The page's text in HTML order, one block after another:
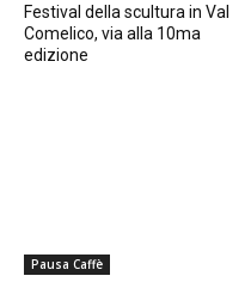
Festival della scultura in Val
Comelico, via alla 10ma
edizione
Pausa Caffè